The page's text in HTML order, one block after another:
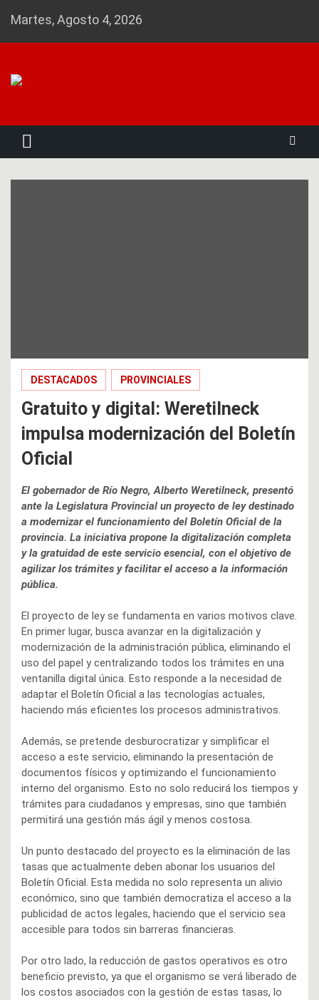
Martes, Agosto 4, 2026
DESTACADOS PROVINCIALES
Gratuito y digital: Weretilneck
impulsa modernización del Boletín
Oficial
El gobernador de Río Negro, Alberto Weretilneck, presentó
ante la Legislatura Provincial un proyecto de ley destinado
a modernizar el funcionamiento del Boletín Oficial de la
provincia. La iniciativa propone la digitalización completa
y la gratuidad de este servicio esencial, con el objetivo de
agilizar los trámites y facilitar el acceso a la información
pública.
El proyecto de ley se fundamenta en varios motivos clave.
En primer lugar, busca avanzar en la digitalización y
modernización de la administración pública, eliminando el
uso del papel y centralizando todos los trámites en una
ventanilla digital única. Esto responde a la necesidad de
adaptar el Boletín Oficial a las tecnologías actuales,
haciendo más eficientes los procesos administrativos.
Además, se pretende desburocratizar y simplificar el
acceso a este servicio, eliminando la presentación de
documentos físicos y optimizando el funcionamiento
interno del organismo. Esto no solo reducirá los tiempos y
trámites para ciudadanos y empresas, sino que también
permitirá una gestión más ágil y menos costosa.
Un punto destacado del proyecto es la eliminación de las
tasas que actualmente deben abonar los usuarios del
Boletín Oficial. Esta medida no solo representa un alivio
económico, sino que también democratiza el acceso a la
publicidad de actos legales, haciendo que el servicio sea
accesible para todos sin barreras financieras.
Por otro lado, la reducción de gastos operativos es otro
beneficio previsto, ya que el organismo se verá liberado de
los costos asociados con la gestión de estas tasas, lo